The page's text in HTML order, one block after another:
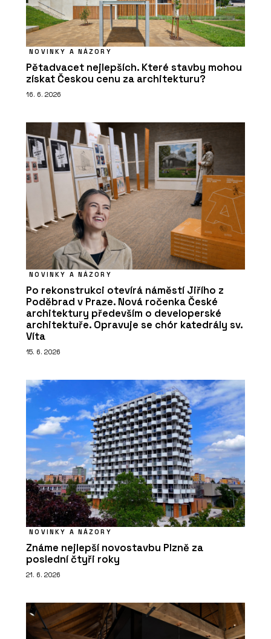
NOVINKY A NÁZORY
Pětadvacet nejlepších. Které stavby mohou
získat Českou cenu za architekturu?
16. 6. 2026
NOVINKY A NÁZORY
Po rekonstrukci otevírá náměstí Jiřího z
Poděbrad v Praze. Nová ročenka České
architektury především o developerské
architektuře. Opravuje se chór katedrály sv.
Víta
15. 6. 2026
NOVINKY A NÁZORY
Známe nejlepší novostavbu Plzně za
poslední čtyři roky
21. 6. 2026